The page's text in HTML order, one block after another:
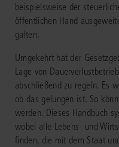
beispielsweise der
öffentlichen Hand
galten.
Umgekehrt hat der
Lage von
abschließend zu regeln. Es
ob das gelungen ist. So
werden. Dieses Handbuch
wobei alle Lebens- und
finden, die mit dem Staat